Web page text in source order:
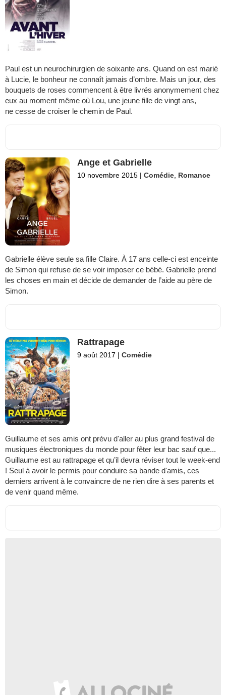
Paul est un neurochirurgien de soixante ans. Quand on est marié
à Lucie, le bonheur ne connaît jamais d’ombre. Mais un jour, des
bouquets de roses commencent à être livrés anonymement chez
eux au moment même où Lou, une jeune fille de vingt ans,
ne cesse de croiser le chemin de Paul.
Ange et Gabrielle
10 novembre 2015 | Comédie Romance
Gabrielle élève seule sa fille Claire. À 17 ans celle-ci est enceinte
de Simon qui refuse de se voir imposer ce bébé. Gabrielle prend
les choses en main et décide de demander de l’aide au père de
Simon.
Rattrapage
9 août 2017 | Comédie
Guillaume et ses amis ont prévu d'aller au plus grand festival de
musiques électroniques du monde pour fêter leur bac sauf que...
Guillaume est au rattrapage et qu’il devra réviser tout le week-end
! Seul à avoir le permis pour conduire sa bande d'amis, ces
derniers arrivent à le convaincre de ne rien dire à ses parents et
de venir quand même.